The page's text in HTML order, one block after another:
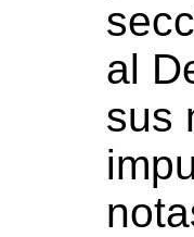
al
sus